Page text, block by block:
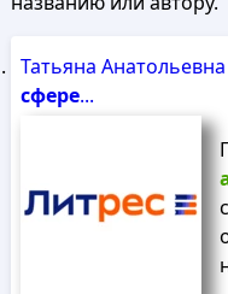
Татьяна
сфере...